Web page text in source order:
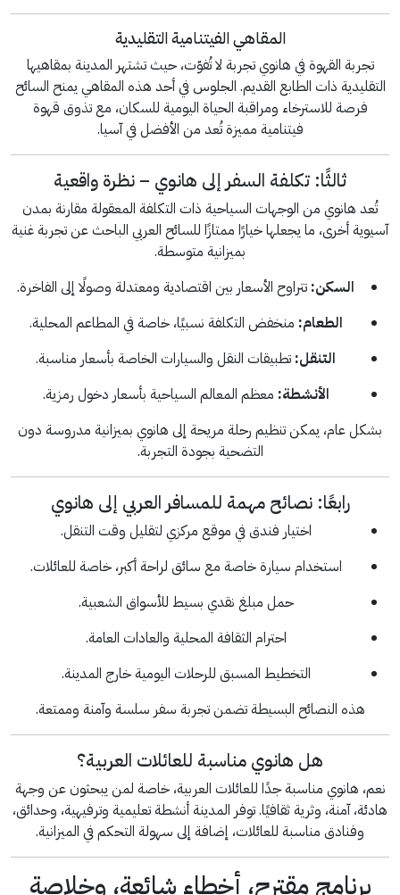
المقاهي الفيتنامية التقليدية
تجربة القهوة في هانوي تجربة لا تُفوّت، حيث تشتهر المدينة بمقاهيها
التقليدية ذات الطابع القديم. الجلوس في أحد هذه المقاهي يمنح السائح
فرصة للاسترخاء ومراقبة الحياة اليومية للسكان، مع تذوق قهوة
فيتنامية مميزة تُعد من الأفضل في آسيا.
ثالثًا: تكلفة السفر إلى هانوي – نظرة واقعية
تُعد هانوي من الوجهات السياحية ذات التكلفة المعقولة مقارنة بمدن
آسيوية أخرى، ما يجعلها خيارًا ممتازًا للسائح العربي الباحث عن تجربة غنية
بميزانية متوسطة.
السكن: تتراوح الأسعار بين اقتصادية ومعتدلة وصولًا إلى الفاخرة.
الطعام: منخفض التكلفة نسبيًا، خاصة في المطاعم المحلية.
التنقل: تطبيقات النقل والسيارات الخاصة بأسعار مناسبة.
الأنشطة: معظم المعالم السياحية بأسعار دخول رمزية.
بشكل عام، يمكن تنظيم رحلة مريحة إلى هانوي بميزانية مدروسة دون
التضحية بجودة التجربة.
رابعًا: نصائح مهمة للمسافر العربي إلى هانوي
اختيار فندق في موقع مركزي لتقليل وقت التنقل.
استخدام سيارة خاصة مع سائق لراحة أكبر، خاصة للعائلات.
حمل مبلغ نقدي بسيط للأسواق الشعبية.
احترام الثقافة المحلية والعادات العامة.
التخطيط المسبق للرحلات اليومية خارج المدينة.
هذه النصائح البسيطة تضمن تجربة سفر سلسة وآمنة وممتعة.
هل هانوي مناسبة للعائلات العربية؟
نعم، هانوي مناسبة جدًا للعائلات العربية، خاصة لمن يبحثون عن وجهة
هادئة، آمنة، وثرية ثقافيًا. توفر المدينة أنشطة تعليمية وترفيهية، وحدائق،
وفنادق مناسبة للعائلات، إضافة إلى سهولة التحكم في الميزانية.
برنامج مقترح، أخطاء شائعة، وخلاصة